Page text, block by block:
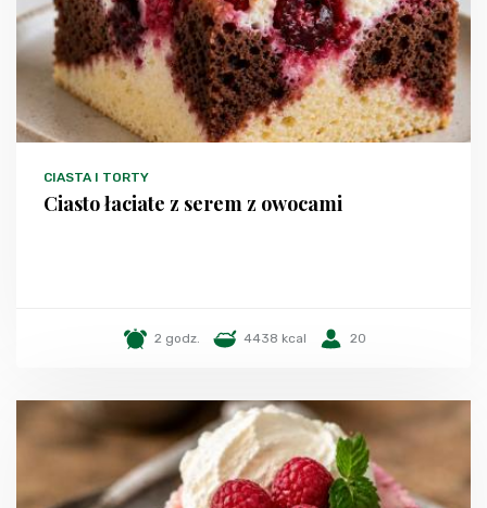
CIASTA I TORTY
Ciasto łaciate z serem z owocami
2 godz. 4438 kcal 20